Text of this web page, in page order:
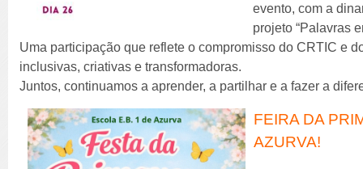
evento, com a
projeto “Palavras
Uma participação que reflete o compromisso do CRTIC e
inclusivas, criativas e transformadoras.
Juntos, continuamos a aprender, a partilhar e a fazer a
FEIRA DA
AZURVA!